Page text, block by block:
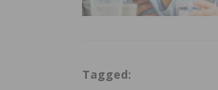
Tagged: